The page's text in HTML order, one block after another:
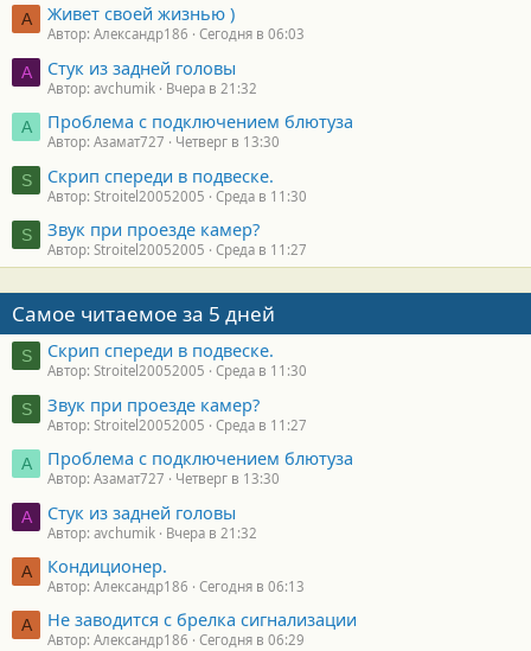
А Живет своей жизнью )
Автор: Александр186 Сегодня в 06:03
A Стук из задней головы
Автор: avchumik Вчера в 21:32
А Проблема с подключением блютуза
Автор: Азамат727 Четверг в 13:30
S Скрип спереди в подвеске.
Автор: Stroitel20052005 Среда в 11:30
S Звук при проезде камер?
Автор: Stroitel20052005 Среда в 11:27
Самое читаемое за 5 дней
S Скрип спереди в подвеске.
Автор: Stroitel20052005 Среда в 11:30
S Звук при проезде камер?
Автор: Stroitel20052005 Среда в 11:27
А Проблема с подключением блютуза
Автор: Азамат727 Четверг в 13:30
A Стук из задней головы
Автор: avchumik Вчера в 21:32
А Кондиционер.
Автор: Александр186 Сегодня в 06:13
А Не заводится с брелка сигнализации
Автор: Александр186 Сегодня в 06:29